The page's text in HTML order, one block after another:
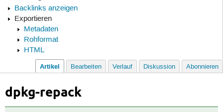
Backlinks anzeigen
Exportieren
Metadaten
Rohformat
HTML
Artikel Bearbeiten Verlauf Diskussion Abonnieren
dpkg-repack